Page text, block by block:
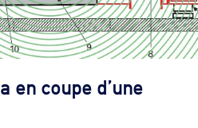
en coupe d’une